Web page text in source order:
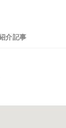
介記事